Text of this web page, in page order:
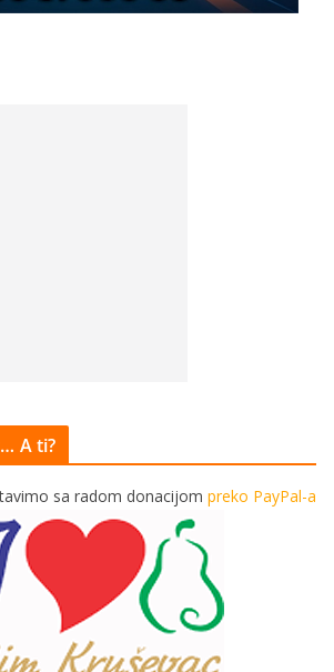
A ti?
sa radom donacijom preko PayPal-a